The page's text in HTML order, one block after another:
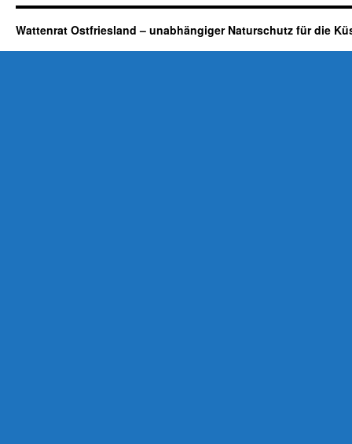
Wattenrat Ostfriesland – unabhängiger Naturschutz für die